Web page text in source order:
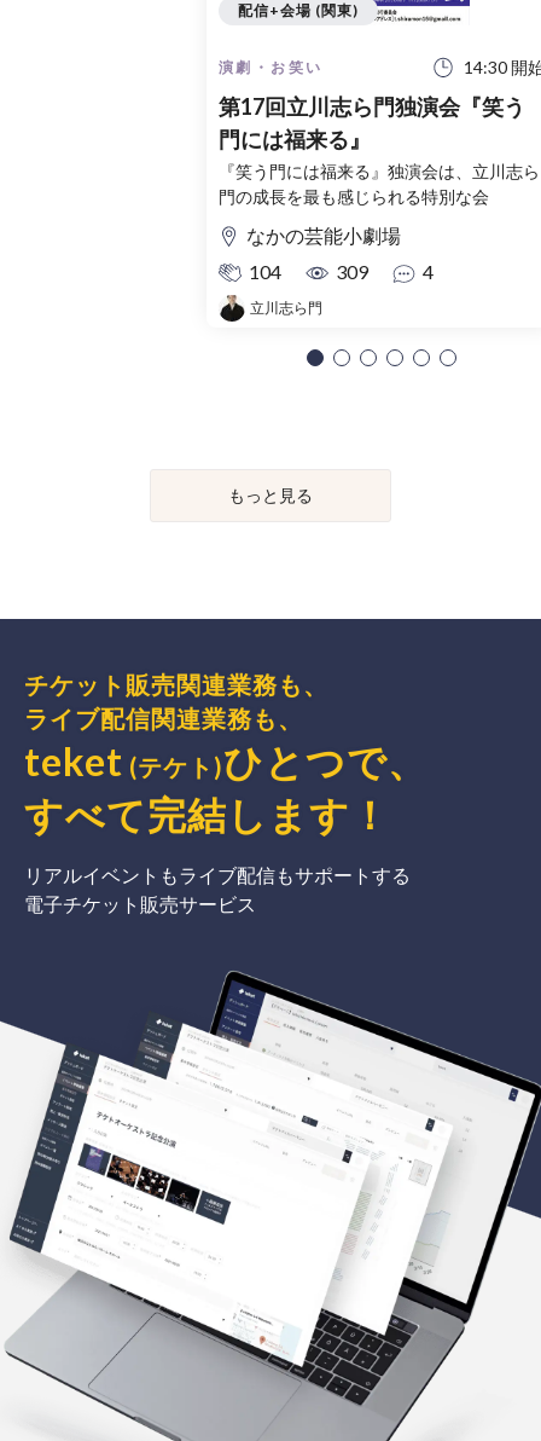
演劇・お笑い 14:30 開
第17回立川志ら門独演会『笑う
門には福来る』
『笑う門には福来る』独演会は、立川志ら
門の成長を最も感じられる特別な会
なかの芸能小劇場
104
309 4
立川志ら門
配信+会場 (関東)
もっと見る
チケット販売関連業務も、
ライブ配信関連業務も、
teket (テケト)ひとつで、
すべて完結 します ！
リアルイベントもライブ配信もサポートする
電子チケット販売サービス